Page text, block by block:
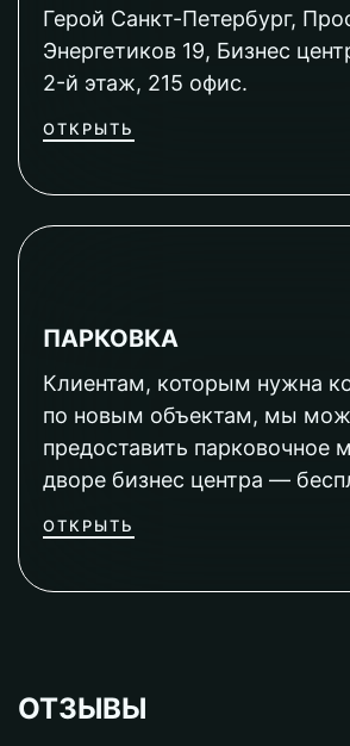
Герой Санкт-Петербург,
Энергетиков 19, Бизнес
2-й этаж, 215 офис.
ОТКРЫТЬ
ПАРКОВКА
Клиентам, которым нужна
по новым объектам, мы
предоставить парковочное
дворе бизнес центра —
ОТКРЫТЬ
ОТЗЫВЫ